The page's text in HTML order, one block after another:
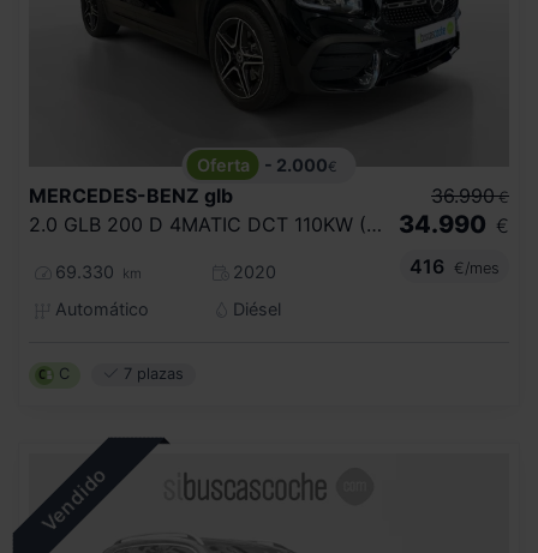
- 2.000€
MERCEDES-BENZ glb
2.0 GLB 200 D 4MATIC DCT 110KW (150CV)
69.330 km
2020
Automático
Diésel
36.990 €
34.990 €
416
€/mes
C 7 plazas